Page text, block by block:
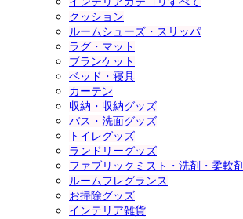
クッション
ルームシューズ・スリッパ
ラグ・マット
ブランケット
ベッド・寝具
カーテン
収納・収納グッズ
バス・洗面グッズ
トイレグッズ
ランドリーグッズ
ファブリックミスト・洗剤・柔軟剤
ルームフレグランス
お掃除グッズ
インテリア雑貨